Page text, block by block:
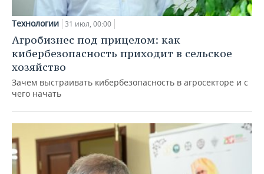
Технологии 31 июл, 00:00
Агробизнес под прицелом: как
кибербезопасность приходит в сельское
хозяйство
Зачем выстраивать кибербезопасность в агросекторе и с
чего начать